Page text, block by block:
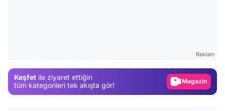
Reklam
Keşfet ile ziyaret ettiğin
tüm kategorileri tek akışta gör!
Magazin